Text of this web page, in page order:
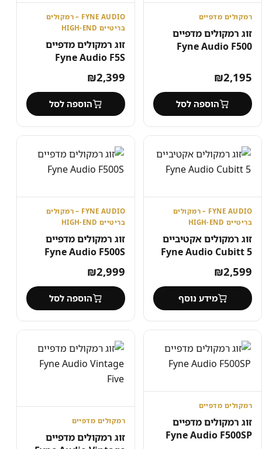
רמקולים מדפיים
זוג רמקולים מדפיים
Fyne Audio F500
₪2,195
הוספה לסל
FYNE AUDIO – רמקולים
בריטיים HIGH-END
זוג רמקולים מדפיים
Fyne Audio F5S
₪2,399
הוספה לסל
FYNE AUDIO – רמקולים
בריטיים HIGH-END
זוג רמקולים אקטיביים
Fyne Audio Cubitt 5
₪2,599
מידע נוסף
FYNE AUDIO – רמקולים
בריטיים HIGH-END
זוג רמקולים מדפיים
Fyne Audio F500S
₪2,999
הוספה לסל
רמקולים מדפיים
זוג רמקולים מדפיים
Fyne Audio F500SP
רמקולים מדפיים
זוג רמקולים מדפיים